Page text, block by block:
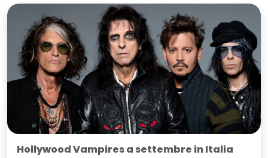
Hollywood Vampires a settembre in Italia